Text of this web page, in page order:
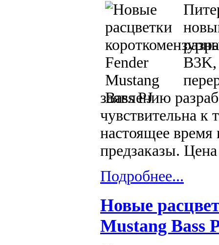
B3K,
заявлению
чувствительна к
настоящее время
предзаказы.
Подробнее...
Новые
Mustang Bass